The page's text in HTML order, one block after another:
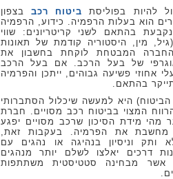
להיות בפוליסת ביטוח רכבבצפון
הוא בעלות הרפמיה. כידוע, הרפמיה
בהתאם לשני קריטריונים: שווי
מין, היסטוריה קודמת של תאונות
החברה המבטחת לוקחת בחשבון את
של בעל הרכב. אם בעל הרכב
אחוזי פשיעה גבוהים, ייתכן והפרמיה
בהתאם.
היא למעשה שיכלול הסתברותי
המצוי בביטוח רכב מסויים. חברת
מהי מידת הסיכון שרכב מסויים יפגע
מחשבת את הפרמיה. בעקבות זאת,
ותק וניסיון בנהיגה או נהגים עם
דרכים יאלצו לשלם יותר מנהגים
אשר מבחינה סטטיסטית משתתפות